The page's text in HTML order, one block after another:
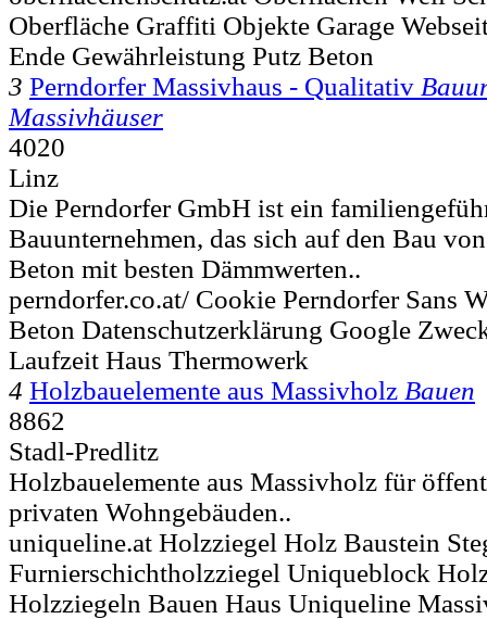
Oberfläche Graffiti Objekte Garage
Ende Gewährleistung Putz Beton
3 Perndorfer Massivhaus - Qualitativ
Massivhäuser
4020
Linz
Die Perndorfer GmbH ist ein
Bauunternehmen, das sich auf den Bau
Beton mit besten Dämmwerten..
perndorfer.co.at/ Cookie Perndorfer Sans
Beton Datenschutzerklärung Google
Laufzeit Haus Thermowerk
4 Holzbauelemente aus Massivholz Bauen
8862
Stadl-Predlitz
Holzbauelemente aus Massivholz für
privaten Wohngebäuden..
uniqueline.at Holzziegel Holz Baustein
Furnierschichtholzziegel Uniqueblock
Holzziegeln Bauen Haus Uniqueline